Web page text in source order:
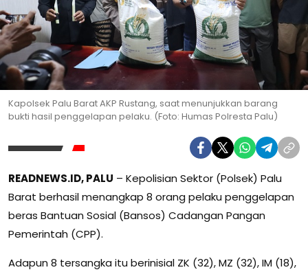
Kapolsek Palu Barat AKP Rustang, saat menunjukkan barang
bukti hasil penggelapan pelaku. (Foto: Humas Polresta Palu)
READNEWS.ID, PALU – Kepolisian Sektor (Polsek) Palu
Barat berhasil menangkap 8 orang pelaku penggelapan
beras Bantuan Sosial (Bansos) Cadangan Pangan
Pemerintah (CPP).
Adapun 8 tersangka itu berinisial ZK (32), MZ (32), IM (18),